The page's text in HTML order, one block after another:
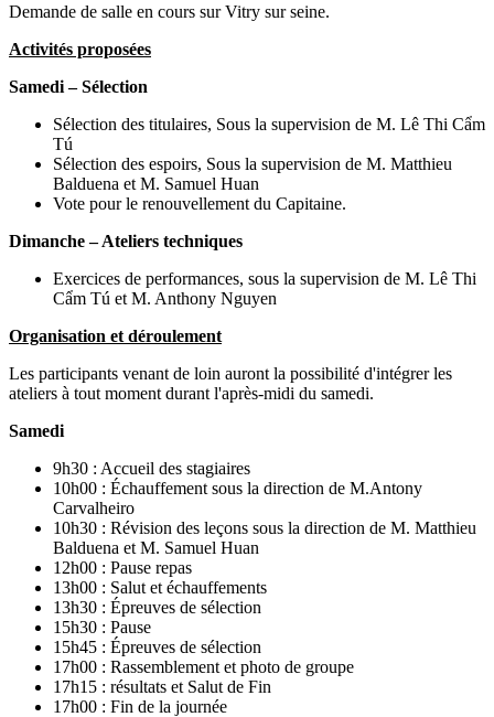
Demande de salle en cours sur Vitry sur seine.
Activités proposées
Samedi – Sélection
Sélection des titulaires, Sous la supervision de M. Lê Thi Cẩm
Tú
Sélection des espoirs, Sous la supervision de M. Matthieu
Balduena et M. Samuel Huan
Vote pour le renouvellement du Capitaine.
Dimanche – Ateliers techniques
Exercices de performances, sous la supervision de M. Lê Thi
Cẩm Tú et M. Anthony Nguyen
Organisation et déroulement
Les participants venant de loin auront la possibilité d'intégrer les
ateliers à tout moment durant l'après-midi du samedi.
Samedi
9h30 : Accueil des stagiaires
10h00 : Échauffement sous la direction de M.Antony
Carvalheiro
10h30 : Révision des leçons sous la direction de M. Matthieu
Balduena et M. Samuel Huan
12h00 : Pause repas
13h00 : Salut et échauffements
13h30 : Épreuves de sélection
15h30 : Pause
15h45 : Épreuves de sélection
17h00 : Rassemblement et photo de groupe
17h15 : résultats et Salut de Fin
17h00 : Fin de la journée